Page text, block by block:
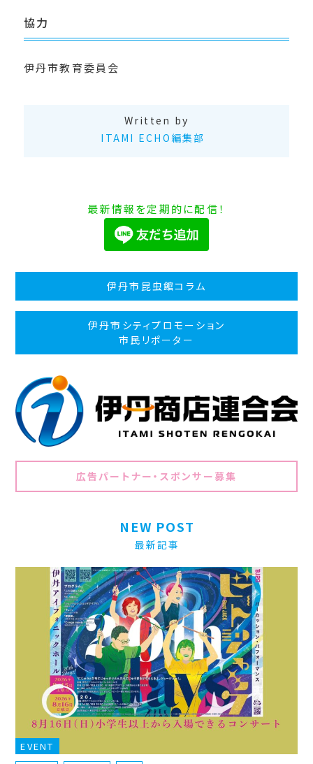
協力
伊丹市教育委員会
Written by
ITAMI ECHO編集部
最新情報を定期的に配信！
伊丹市昆虫館コラム
伊丹市シティプロモーション
市民リポーター
広告パートナー・スポンサー募集
NEW POST
最新記事
EVENT